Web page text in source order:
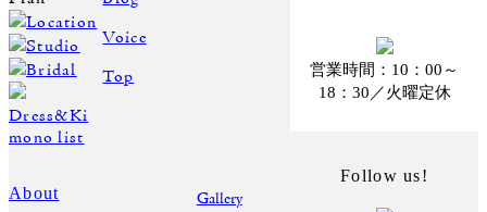
Location
Studio
Bridal
Dress&Ki
mono list
Voice
Top
営業時間：10：00～
18：30／火曜定休
About
Gallery
Follow us!